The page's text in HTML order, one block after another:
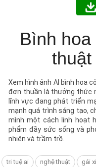
Bình
Xem hình ảnh AI bình hoa
đơn thuần là thưởng thức
lĩnh vực đang phát triển
mạnh quá trình sáng tạo,
mình một cách linh hoạt
phẩm đầy sức sống và
nhiên và trầm trồ.
tri tuệ ai nghệ thuật gái